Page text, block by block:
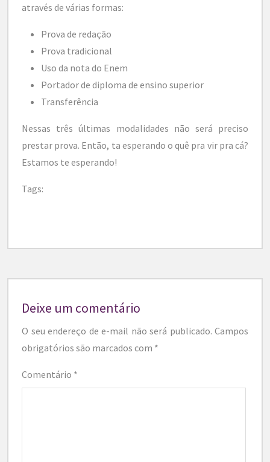
através de várias formas:
Prova de redação
Prova tradicional
Uso da nota do Enem
Portador de diploma de ensino superior
Transferência
Nessas três últimas modalidades não será preciso
prestar prova. Então, ta esperando o quê pra vir pra cá?
Estamos te esperando!
Tags:
Deixe um comentário
O seu endereço de e-mail não será publicado. Campos
obrigatórios são marcados com *
Comentário *